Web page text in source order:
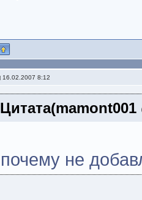
16.02.2007 8:12
Цитата(mamont001
почему не